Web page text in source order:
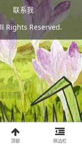
联系我
Rights Reserved.
顶部 侧边栏